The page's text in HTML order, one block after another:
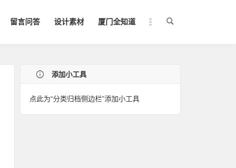
留言问答 设计素材 厦门全知道
添加小工具
点此为“分类归档侧边栏”添加小工具